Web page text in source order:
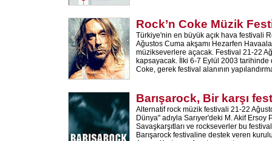
Rock’n Coke Müzik
Türkiye'nin en büyük açık hava festivali
Ağustos Cuma akşamı Hezarfen
müzikseverlere açacak. Festival 21-22
kapsayacak. İlki 6-7 Eylül 2003
Coke, gerek festival alanının
Barışarock, Bir karşı
Alternatif rock müzik festivali 21-22
Dünya" adıyla Sarıyer'deki M. Akif Ersoy
Savaşkarşıtları ve rockseverler bu
Barışarock festivaline destek veren